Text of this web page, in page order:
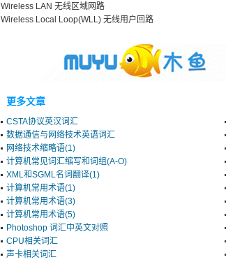
Wireless LAN 无线区域网路
Wireless Local Loop(WLL) 无线用户回路
更多文章
CSTA协议英汉词汇
数据通信与网络技术英语词汇
网络技术缩略语(1)
计算机常见词汇缩写和词组(A-O)
XML和SGML名词翻译(1)
计算机常用术语(1)
计算机常用术语(3)
计算机常用术语(5)
Photoshop 词汇中英文对照
CPU相关词汇
声卡相关词汇